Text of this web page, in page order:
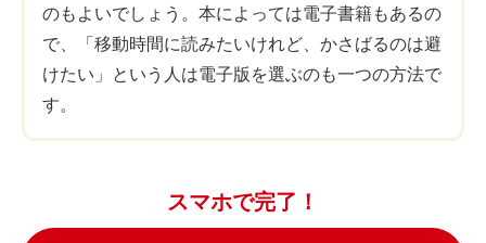
のもよいでしょう。本によっては電子書籍もあるの
で、「移動時間に読みたいけれど、かさばるのは避
けたい」という人は電子版を選ぶのも一つの方法で
す。
スマホで完了！